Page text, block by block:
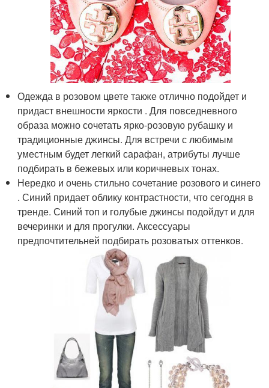
Одежда в розовом цвете также отлично подойдет и
придаст внешности яркости . Для повседневного
образа можно сочетать ярко-розовую рубашку и
традиционные джинсы. Для встречи с любимым
уместным будет легкий сарафан, атрибуты лучше
подбирать в бежевых или коричневых тонах.
Нередко и очень стильно сочетание розового и синего
. Синий придает облику контрастности, что сегодня в
тренде. Синий топ и голубые джинсы подойдут и для
вечеринки и для прогулки. Аксессуары
предпочтительней подбирать розоватых оттенков.